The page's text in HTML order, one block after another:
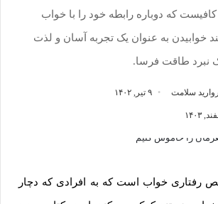
که دوباره رابطه خود را با خواب
خوابیدن به عنوان یک تجربه آسان و لذت
نبرد طاقت فرسا.
سلامت ۹ تیر, ۱۴۰۲
رفتاری خواب است که به افرادی که دچار